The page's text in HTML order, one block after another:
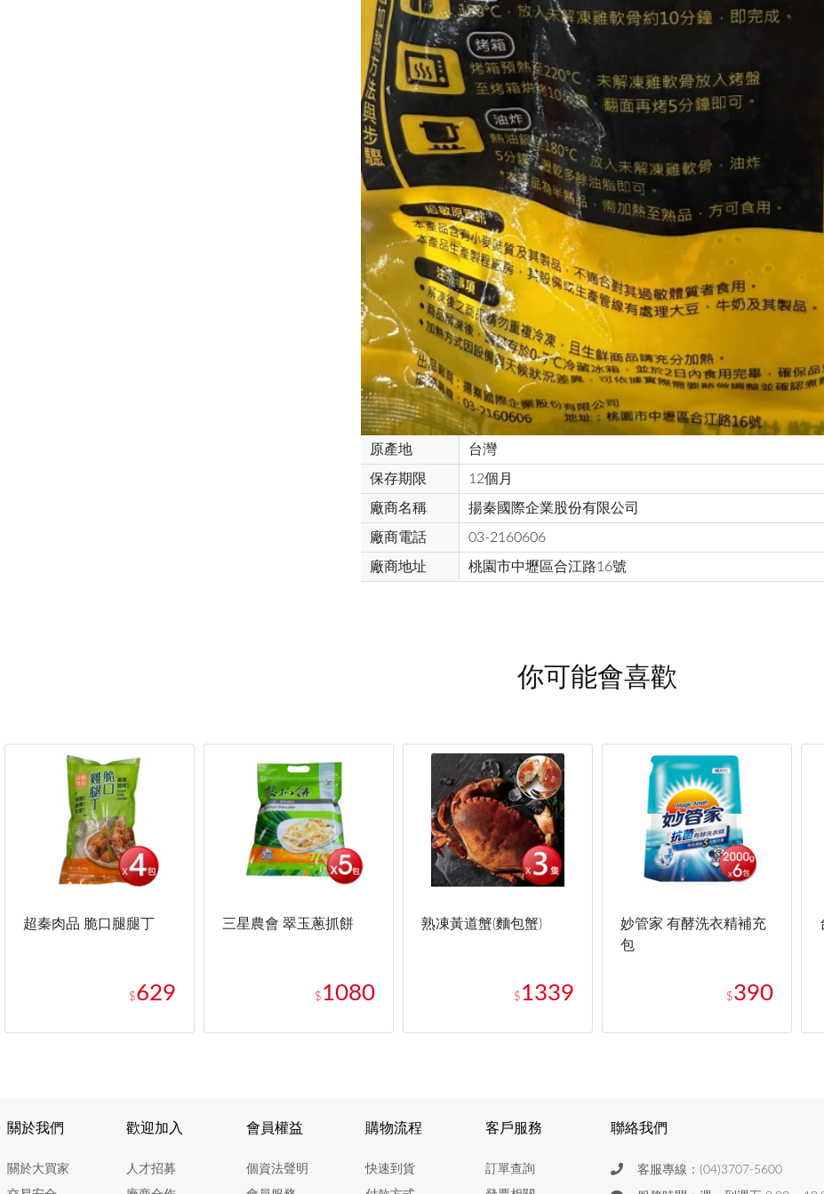
原產地 台灣
保存期限 12個月
廠商名稱 揚秦國際企業股份有限公司
廠商電話 03-2160606
廠商地址 桃園市中壢區合江路16號
你可能會喜歡
超秦肉品 脆口腿腿丁
$629
三星農會 翠玉蔥抓餅
$ 1080
熟凍黃道蟹(麵包蟹)
$ 1339
妙管家 有酵洗衣精補充
包
$390
關於我們
關於大買家
歡迎加入
人才招募
會員權益
個資法聲明
購物流程
快速到貨
客戶服務
訂單查詢
聯絡我們
客服專線：(04)3707-5600